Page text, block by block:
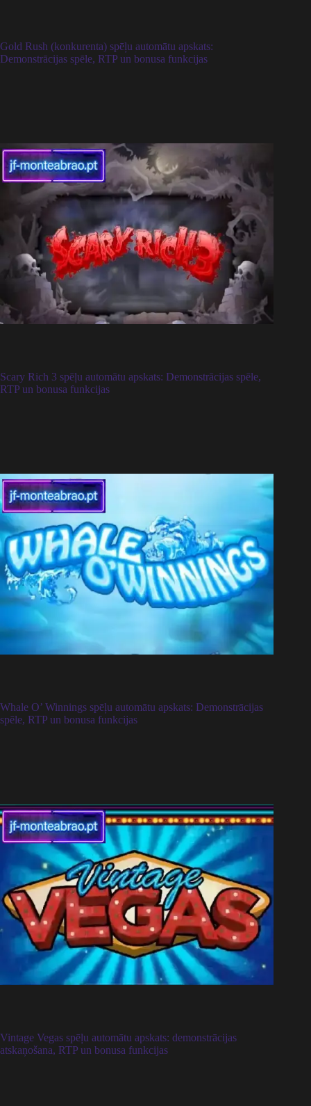
Gold Rush (konkurenta) spēļu automātu apskats:
Demonstrācijas spēle, RTP un bonusa funkcijas
Scary Rich 3 spēļu automātu apskats: Demonstrācijas spēle,
RTP un bonusa funkcijas
Whale O’ Winnings spēļu automātu apskats: Demonstrācijas
spēle, RTP un bonusa funkcijas
Vintage Vegas spēļu automātu apskats: demonstrācijas
atskaņošana, RTP un bonusa funkcijas